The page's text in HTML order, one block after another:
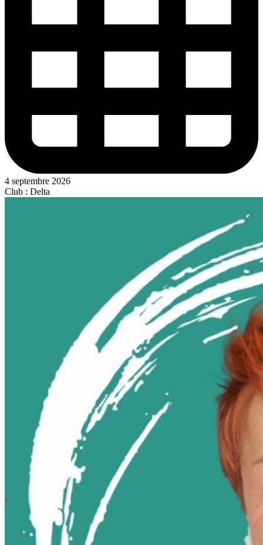
4 septembre 2026
Club : Delta